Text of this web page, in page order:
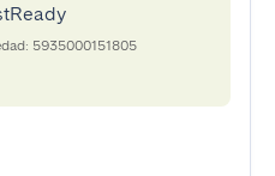
5935000151805